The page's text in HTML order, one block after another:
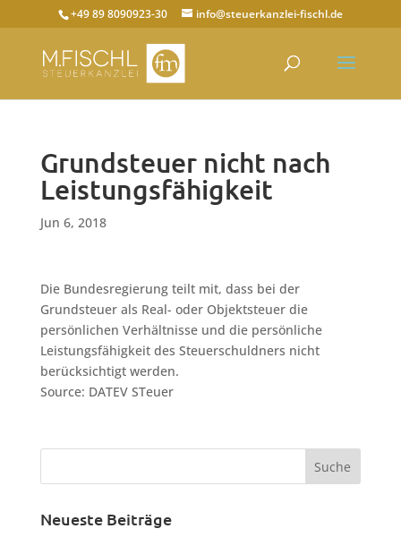
+49 89 8090923-30 info@steuerkanzlei-fischl.de
Grundsteuer nicht nach
Leistungsfähigkeit
Jun 6, 2018
Die Bundesregierung teilt mit, dass bei der
Grundsteuer als Real- oder Objektsteuer die
persönlichen Verhältnisse und die persönliche
Leistungsfähigkeit des Steuerschuldners nicht
berücksichtigt werden.
Source: DATEV STeuer
Neueste Beiträge